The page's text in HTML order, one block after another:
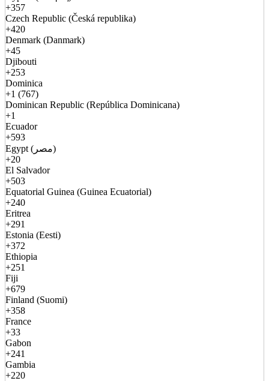
+357
Czech Republic (Česká republika)
+420
Denmark (Danmark)
+45
Djibouti
+253
Dominica
+1 (767)
Dominican Republic (República Dominicana)
+1
Ecuador
+593
Egypt (مصر)
+20
El Salvador
+503
Equatorial Guinea (Guinea Ecuatorial)
+240
Eritrea
+291
Estonia (Eesti)
+372
Ethiopia
+251
Fiji
+679
Finland (Suomi)
+358
France
+33
Gabon
+241
Gambia
+220